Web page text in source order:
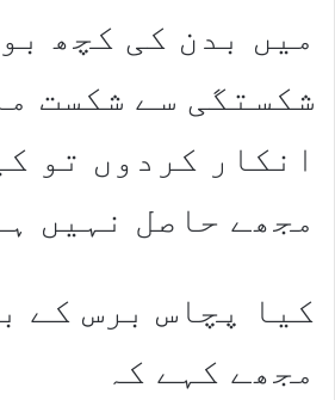
میں بدن کی کچھ
شکستگی سے شکست
انکار کردوں تو
مجھے حاصل نہیں
کیا پچاس برس کے
مجھے کہے کہ